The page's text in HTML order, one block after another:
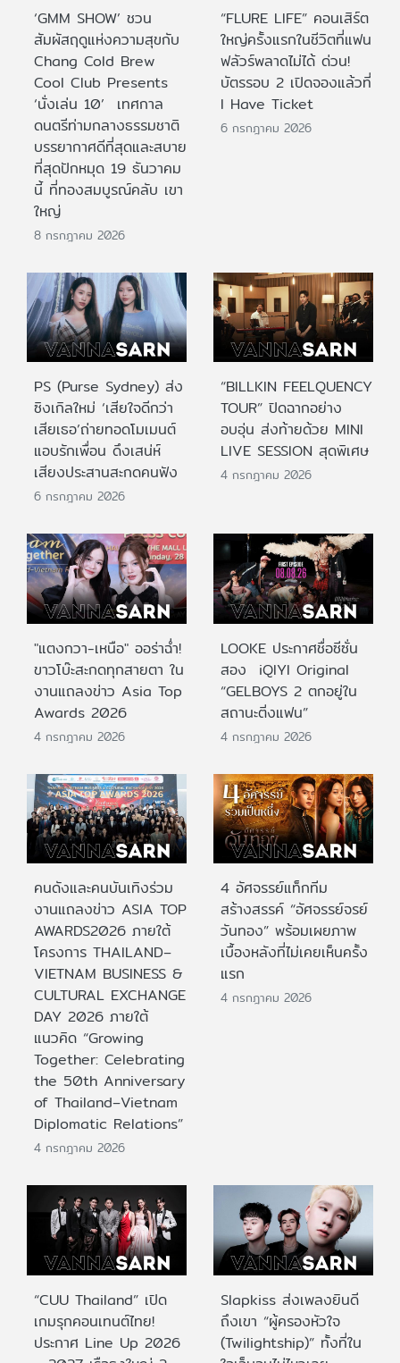
‘GMM SHOW’ ชวน
สัมผัสฤดูแห่งความสุขกับ
Chang Cold Brew
Cool Club Presents
‘นั่งเล่น 10’ เทศกาล
ดนตรีท่ามกลางธรรมชาติ
บรรยากาศดีที่สุดและสบาย
ที่สุดปักหมุด 19 ธันวาคม
นี้ ที่ทองสมบูรณ์คลับ เขา
ใหญ่
8 กรกฎาคม 2026
“FLURE LIFE” คอนเสิร์ต
ใหญ่ครั้งแรกในชีวิตที่แฟน
ฟลัวร์พลาดไม่ได้ ด่วน!
บัตรรอบ 2 เปิดจองแล้วที่
I Have Ticket
6 กรกฎาคม 2026
PS (Purse Sydney) ส่ง
ซิงเกิลใหม่ ‘เสียใจดีกว่า
เสียเธอ’ถ่ายทอดโมเมนต์
แอบรักเพื่อน ดึงเสน่ห์
เสียงประสานสะกดคนฟัง
6 กรกฎาคม 2026
“BILLKIN FEELQUENCY
TOUR” ปิดฉากอย่าง
อบอุ่น ส่งท้ายด้วย MINI
LIVE SESSION สุดพิเศษ
4 กรกฎาคม 2026
"แตงกวา-เหนือ" ออร่าฉ่ำ!
ขาวโบ๊ะสะกดทุกสายตา ใน
งานแถลงข่าว Asia Top
Awards 2026
4 กรกฎาคม 2026
LOOKE ประกาศชื่อซีซั่น
สอง iQIYI Original
“GELBOYS 2 ตกอยู่ใน
สถานะติ่งแฟน”
4 กรกฎาคม 2026
คนดังและคนบันเทิงร่วม
งานแถลงข่าว ASIA TOP
AWARDS2026 ภายใต้
โครงการ THAILAND–
VIETNAM BUSINESS &
CULTURAL EXCHANGE
DAY 2026 ภายใต้
แนวคิด “Growing
Together: Celebrating
the 50th Anniversary
of Thailand–Vietnam
Diplomatic Relations”
4 กรกฎาคม 2026
4 อัศจรรย์แท็กทีม
สร้างสรรค์ “อัศจรรย์จรย์
วันทอง” พร้อมเผยภาพ
เบื้องหลังที่ไม่เคยเห็นครั้ง
แรก
4 กรกฎาคม 2026
“CUU Thailand” เปิด
เกมรุกคอนเทนต์ไทย!
ประกาศ Line Up 2026
Slapkiss ส่งเพลงยินดี
ถึงเขา “ผู้ครองหัวใจ
(Twilightship)” ทั้งที่ใน